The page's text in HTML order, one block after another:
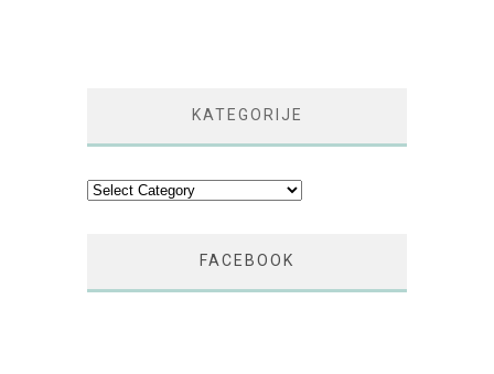
KATEGORIJE
Kategorije
FACEBOOK